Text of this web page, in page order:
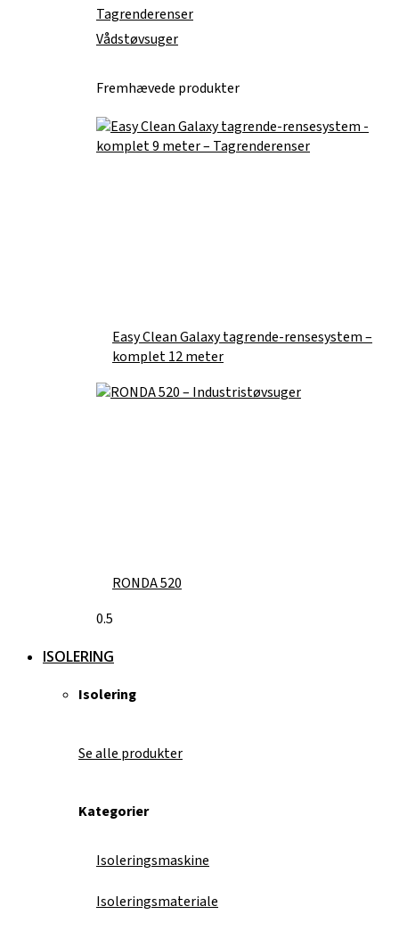
Tagrenderenser
Vådstøvsuger
Fremhævede produkter
Easy Clean Galaxy tagrende-rensesystem –
komplet 12 meter
RONDA 520
ISOLERING
Isolering
Se alle produkter
Kategorier
Isoleringsmaskine
Isoleringsmateriale